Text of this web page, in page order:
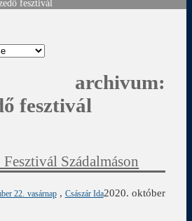
fesztivál
archivum:
fesztivál
Szádalmáson
22. vasárnap , Császár Ida2020. október